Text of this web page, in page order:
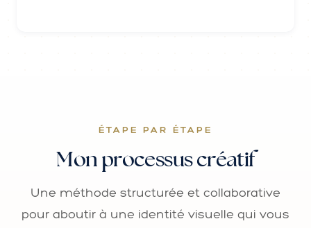
ÉTAPE PAR ÉTAPE
Mon processus créatif
Une méthode structurée et collaborative
pour aboutir à une identité visuelle qui vous